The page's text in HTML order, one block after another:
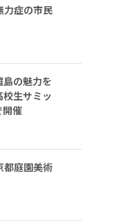
症の市民
の魅力を
生サミッ
開催
庭園美術